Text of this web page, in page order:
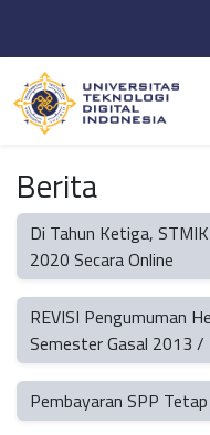
Berita
Di Tahun Ketiga,
2020 Secara Online
REVISI Pengumuman
Semester Gasal 2013
Pembayaran SPP